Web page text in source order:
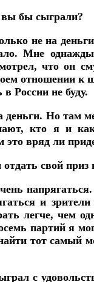
вы бы сыграли?
не на
Мне
что он
отношении к
России не буду.
деньги. Но там
кто я и
это вряд ли
свой приз
и
легче, чем
партий я
тот самый
с